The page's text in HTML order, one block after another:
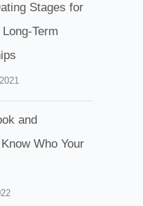
Stages for
Term
and
Who Your